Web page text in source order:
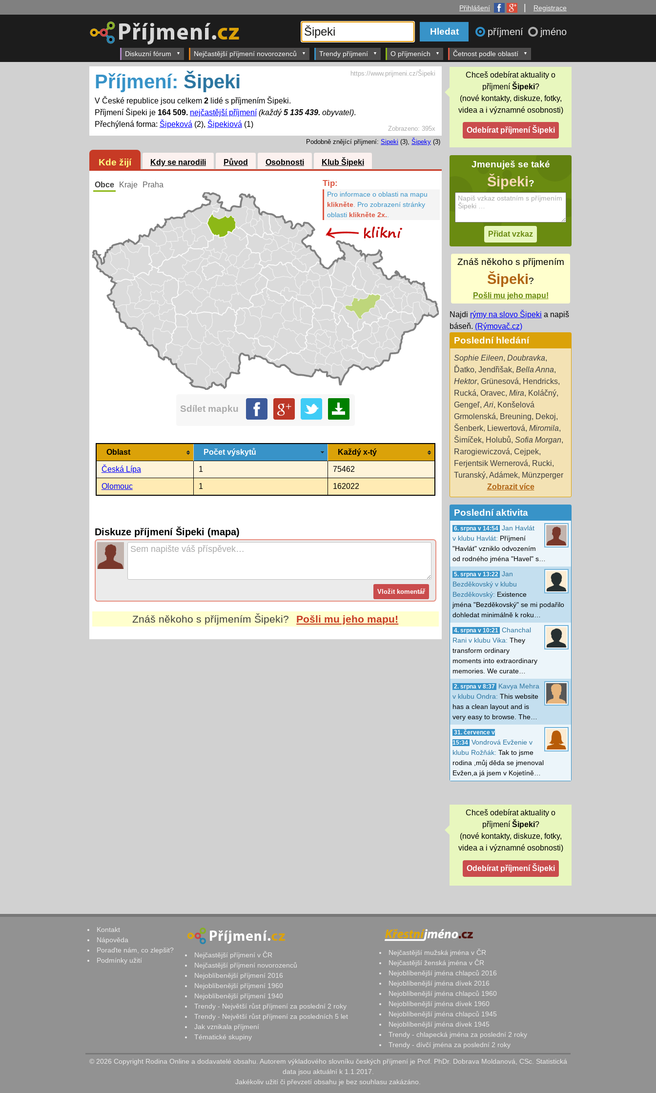
Přihlášení Registrace
příjmení jméno
Diskuzní fórum Nejčastější příjmení novorozenců Trendy příjmení O příjmeních Četnost podle oblastí
Zobrazeno: 395x
Příjmení: Šipeki
V České republice jsou celkem 2lidé s příjmením Šipeki.
Příjmení Šipeki je 164 509. nejčastější příjmení (každý5 135 439. obyvatel).
Přechýlená forma: Šipeková (2), Šipekiová (1)
https://www.prijmeni.cz/Šipeki
Podobně znějící příjmení: Sipeki (3), Šipeky (3)
Kde žijí Kdy se narodili Původ Osobnosti Klub Šipeki
Obce Kraje Praha Tip:
Pro informace o oblasti na mapu
klikněte. Pro zobrazení stránky
oblasti klikněte 2x.
Sdílet mapku
Oblast Počet výskytů Každý x-tý
Česká Lípa 1 75462
Olomouc 1 162022
Diskuze příjmení Šipeki (mapa)
Znáš někoho s příjmením Šipeki? Pošli mu jeho mapu!
Chceš odebírat aktuality o
příjmení Šipeki?
(nové kontakty, diskuze, fotky,
videa a i významné osobnosti)
Jmenuješ se také
Šipeki?
Znáš někoho s příjmením
Šipeki?
Pošli mu jeho mapu!
Najdi rýmy na slovo Šipeki a napiš
báseň. (Rýmovač.cz)
Poslední hledání
Sophie Eileen, Doubravka,
Ďatko, Jendřišak, Bella Anna,
Hektor, Grünesová, Hendricks,
Rucká, Oravec, Mira, Koláčný,
Gengeľ, Ari, Konšelová
Grmolenská, Breuning, Dekoj,
Šenberk, Liewertová, Miromila,
Šimíček, Holubů, Sofia Morgan,
Rarogiewiczová, Cejpek,
Ferjentsik Wernerová, Rucki,
Turanský, Adámek, Münzperger
Zobrazit více
Poslední aktivita
6. srpna v 14:54 Jan Havlát
v klubu Havlát: Příjmení
"Havlát" vzniklo odvozením
od rodného jména "Havel" s…
5. srpna v 13:22
Jan
Bezděkovský v klubu
Bezděkovský: Existence
jména "Bezděkovský" se mi podařilo
dohledat minimálně k roku…
4. srpna v 10:21
Chanchal
Rani v klubu Vika: They
transform ordinary
moments into extraordinary
memories. We curate…
2. srpna v 8:37
Kavya Mehra
v klubu Ondra: This website
has a clean layout and is
very easy to browse. The…
31. července v
15:34 Vondrová Evženie v
klubu Rožňák: Tak to jsme
rodina ,můj děda se jmenoval
Evžen,a já jsem v Kojetíně…
Chceš odebírat aktuality o
příjmení Šipeki?
(nové kontakty, diskuze, fotky,
videa a i významné osobnosti)
Kontakt
Nápověda
Poraďte nám, co zlepšit?
Podmínky užití
Nejčastější příjmení v ČR
Nejčastější příjmení novorozenců
Nejoblíbenější příjmení 2016
Nejoblíbenější příjmení 1960
Nejoblíbenější příjmení 1940
Trendy - Největší růst příjmení za poslední 2 roky
Trendy - Největší růst příjmení za posledních 5 let
Jak vznikala příjmení
Tématické skupiny
Nejčastější mužská jména v ČR
Nejčastější ženská jména v ČR
Nejoblíbenější jména chlapců 2016
Nejoblíbenější jména dívek 2016
Nejoblíbenější jména chlapců 1960
Nejoblíbenější jména dívek 1960
Nejoblíbenější jména chlapců 1945
Nejoblíbenější jména dívek 1945
Trendy - chlapecká jména za poslední 2 roky
Trendy - dívčí jména za poslední 2 roky
© 2026 Copyright Rodina Online a dodavatelé obsahu. Autorem výkladového slovníku českých příjmení je Prof. PhDr. Dobrava Moldanová, CSc. Statistická
data jsou aktuální k 1.1.2017.
Jakékoliv užití či převzetí obsahu je bez souhlasu zakázáno.